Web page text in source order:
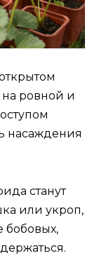
на ровной и
насаждения
станут
или укроп,
бобовых,